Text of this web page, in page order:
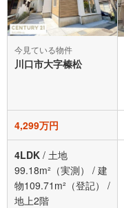
今見ている物件
川口市大字榛松
4,299万円
4LDK / 土地
99.18m²（実測）
/ 建
物109.71m²（登記）
/
地上2階